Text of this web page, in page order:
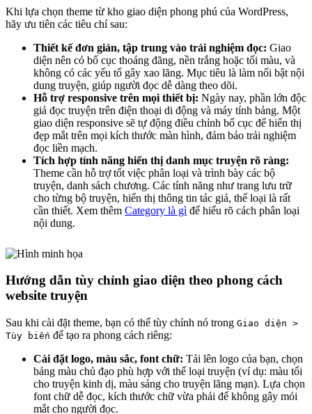
Khi lựa chọn theme từ kho giao diện phong phú của WordPress,
hãy ưu tiên các tiêu chí sau:
Thiết kế đơn giản, tập trung vào trải nghiệm đọc: Giao
diện nên có bố cục thoáng đãng, nền trắng hoặc tối màu, và
không có các yếu tố gây xao lãng. Mục tiêu là làm nổi bật nội
dung truyện, giúp người đọc dễ dàng theo dõi.
Hỗ trợ responsive trên mọi thiết bị: Ngày nay, phần lớn độc
giả đọc truyện trên điện thoại di động và máy tính bảng. Một
giao diện responsive sẽ tự động điều chỉnh bố cục để hiển thị
đẹp mắt trên mọi kích thước màn hình, đảm bảo trải nghiệm
đọc liền mạch.
Tích hợp tính năng hiển thị danh mục truyện rõ ràng:
Theme cần hỗ trợ tốt việc phân loại và trình bày các bộ
truyện, danh sách chương. Các tính năng như trang lưu trữ
cho từng bộ truyện, hiển thị thông tin tác giả, thể loại là rất
cần thiết. Xem thêm Category là gì để hiểu rõ cách phân loại
nội dung.
Hướng dẫn tùy chỉnh giao diện theo phong cách
website truyện
Sau khi cài đặt theme, bạn có thể tùy chỉnh nó trong Giao diện >
Tùy biến để tạo ra phong cách riêng:
Cài đặt logo, màu sắc, font chữ: Tải lên logo của bạn, chọn
bảng màu chủ đạo phù hợp với thể loại truyện (ví dụ: màu tối
cho truyện kinh dị, màu sáng cho truyện lãng mạn). Lựa chọn
font chữ dễ đọc, kích thước chữ vừa phải để không gây mỏi
mắt cho người đọc.